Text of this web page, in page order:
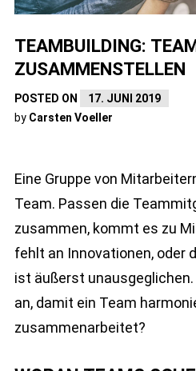
TEAMBUILDING:
ZUSAMMENSTELLEN
POSTED ON
17. JUNI 2019
by Carsten Voeller
Eine Gruppe von
Team. Passen die
zusammen, kommt es zu
fehlt an Innovationen, oder
ist äußerst
an, damit ein Team
zusammenarbeitet?